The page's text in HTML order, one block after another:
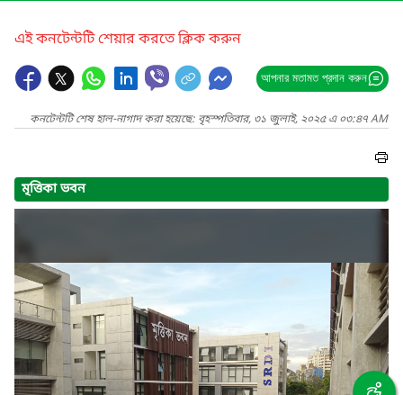
এই কনটেন্টটি শেয়ার করতে ক্লিক করুন
আপনার মতামত প্রদান করুন
কনটেন্টটি শেষ হাল-নাগাদ করা হয়েছে: বৃহস্পতিবার, ৩১ জুলাই, ২০২৫ এ ০৩:৪৭ AM
মৃত্তিকা ভবন